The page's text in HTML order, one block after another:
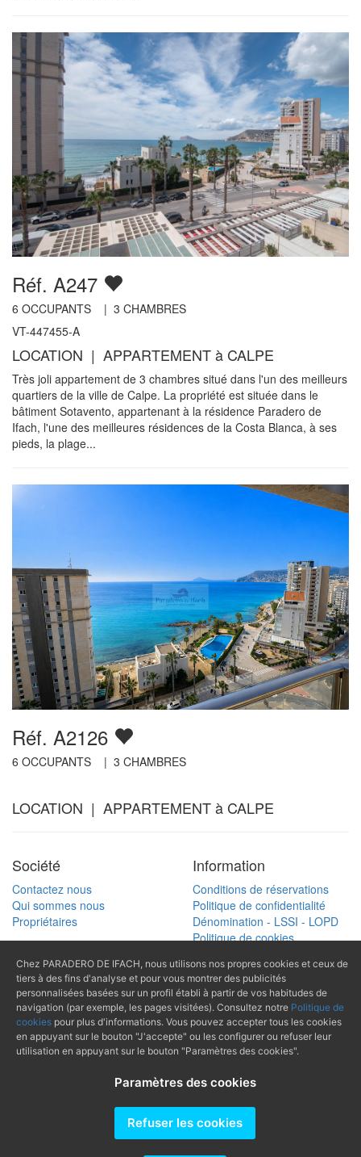
Réf. A247
6 OCCUPANTS | 3 CHAMBRES
VT-447455-A
LOCATION | APPARTEMENT à CALPE
Très joli appartement de 3 chambres situé dans l'un des meilleurs
quartiers de la ville de Calpe. La propriété est située dans le
bâtiment Sotavento, appartenant à la résidence Paradero de
Ifach, l'une des meilleures résidences de la Costa Blanca, à ses
pieds, la plage...
Réf. A2126
6 OCCUPANTS | 3 CHAMBRES
LOCATION | APPARTEMENT à CALPE
Société
Contactez nous
Qui sommes nous
Propriétaires
Information
Conditions de réservations
Politique de confidentialité
Dénomination - LSSI - LOPD
Politique de cookies
Recherche
Cherche référence (+34) 965 874
489
Chez PARADERO DE IFACH, nous utilisons nos propres cookies et ceux de
tiers à des fins d'analyse et pour vous montrer des publicités
personnalisées basées sur un profil établi à partir de vos habitudes de
navigation (par exemple, les pages visitées). Consultez notre Politique de
cookies pour plus d'informations. Vous pouvez accepter tous les cookies
en appuyant sur le bouton "J'accepte" ou les configurer ou refuser leur
utilisation en appuyant sur le bouton "Paramètres des cookies".
Paramètres des cookies
Refuser les cookies